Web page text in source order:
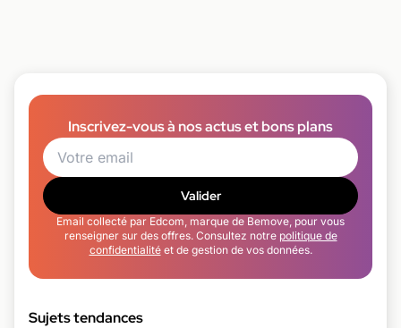
Inscrivez-vous à nos actus et bons plans
Valider
Email collecté par Edcom, marque de Bemove, pour vous
renseigner sur des offres. Consultez notre politique de
confidentialitéet de gestion de vos données.
Sujets tendances